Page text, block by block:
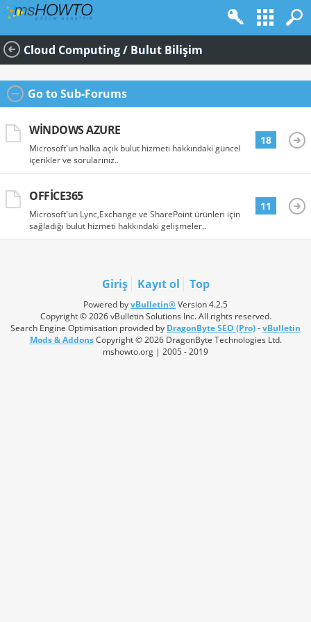
Cloud Computing / Bulut Bilişim
Go to Sub-Forums
WINDOWS AZURE
Microsoft'un halka açık bulut hizmeti hakkındaki güncel
içerikler ve sorularınız..
18
OFFICE365
Microsoft'un Lync,Exchange ve SharePoint ürünleri için
sağladığı bulut hizmeti hakkındaki gelişmeler..
11
Giriş Kayıt ol Top
Powered byvBulletin®Version 4.2.5
Copyright © 2026 vBulletin Solutions Inc. All rights reserved.
Search Engine Optimisation provided by DragonByte SEO (Pro)-vBulletin
Mods & AddonsCopyright © 2026 DragonByte Technologies Ltd.
mshowto.org | 2005 - 2019